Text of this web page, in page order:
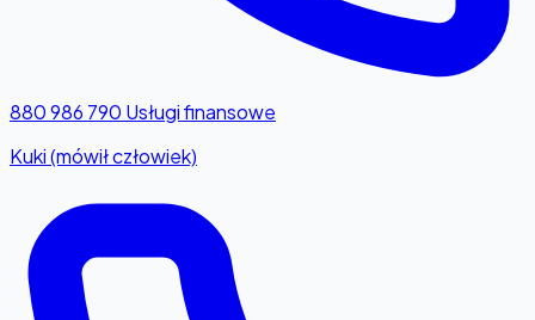
880 986 790 Usługi finansowe
Kuki (mówił człowiek)